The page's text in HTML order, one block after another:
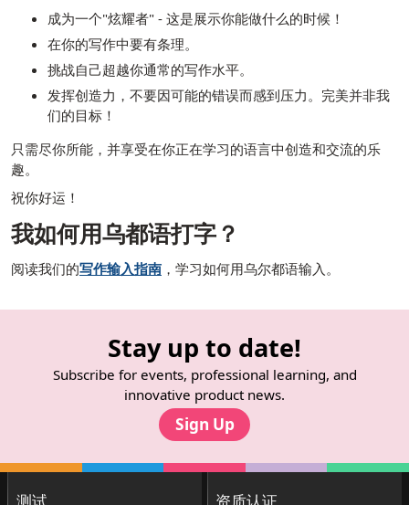
成为一个"炫耀者" - 这是展示你能做什么的时候！
在你的写作中要有条理。
挑战自己超越你通常的写作水平。
发挥创造力，不要因可能的错误而感到压力。完美并非我
们的目标！
只需尽你所能，并享受在你正在学习的语言中创造和交流的乐
趣。
祝你好运！
我如何用乌都语打字？
阅读我们的写作输入指南 ，学习如何用乌尔都语输入。
Stay up to date!
Subscribe for events, professional learning, and
innovative product news.
Sign Up
测试 资质认证